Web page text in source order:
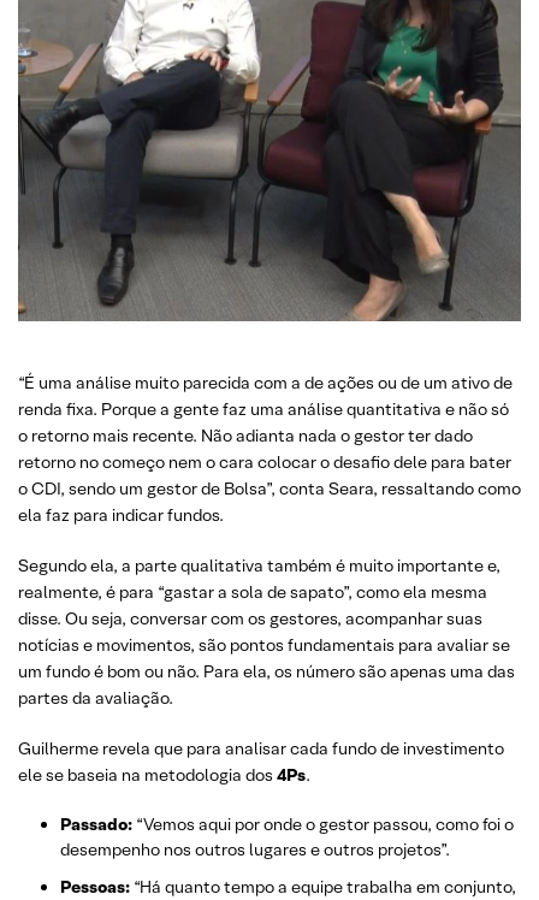
“É uma análise muito parecida com a de ações ou de um ativo de
renda fixa. Porque a gente faz uma análise quantitativa e não só
o retorno mais recente. Não adianta nada o gestor ter dado
retorno no começo nem o cara colocar o desafio dele para bater
o CDI, sendo um gestor de Bolsa”, conta Seara, ressaltando como
ela faz para indicar fundos.
Segundo ela, a parte qualitativa também é muito importante e,
realmente, é para “gastar a sola de sapato”, como ela mesma
disse. Ou seja, conversar com os gestores, acompanhar suas
notícias e movimentos, são pontos fundamentais para avaliar se
um fundo é bom ou não. Para ela, os número são apenas uma das
partes da avaliação.
Guilherme revela que para analisar cada fundo de investimento
ele se baseia na metodologia dos 4Ps.
Passado: “Vemos aqui por onde o gestor passou, como foi o
desempenho nos outros lugares e outros projetos”.
Pessoas: “Há quanto tempo a equipe trabalha em conjunto,